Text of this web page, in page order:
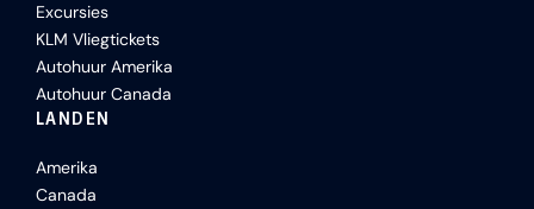
Excursies
KLM Vliegtickets
Autohuur Amerika
Autohuur Canada
LANDEN
Amerika
Canada